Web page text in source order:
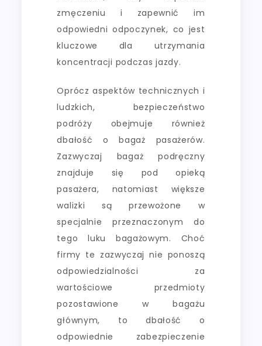
zmęczeniu i zapewnić im
odpowiedni odpoczynek, co jest
kluczowe dla utrzymania
koncentracji podczas jazdy.
Oprócz aspektów technicznych i
ludzkich, bezpieczeństwo
podróży obejmuje również
dbałość o bagaż pasażerów.
Zazwyczaj bagaż podręczny
znajduje się pod opieką
pasażera, natomiast większe
walizki są przewożone w
specjalnie przeznaczonym do
tego luku bagażowym. Choć
firmy te zazwyczaj nie ponoszą
odpowiedzialności za
wartościowe przedmioty
pozostawione w bagażu
głównym, to dbałość o
odpowiednie zabezpieczenie